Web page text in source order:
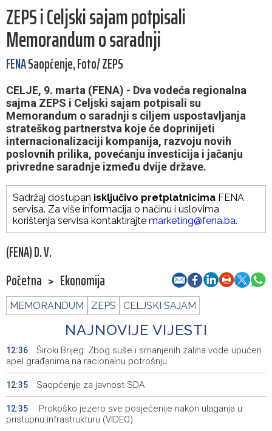
ZEPS i Celjski sajam potpisali
Memorandum o saradnji
FENASaopćenje, Foto/ ZEPS
CELJE, 9. marta (FENA) - Dva vodeća regionalna
sajma ZEPS i Celjski sajam potpisali su
Memorandum o saradnji s ciljem uspostavljanja
strateškog partnerstva koje će doprinijeti
internacionalizaciji kompanija, razvoju novih
poslovnih prilika, povećanju investicija i jačanju
privredne saradnje između dvije države.
Sadržaj dostupan isključivo pretplatnicima FENA
servisa. Za više informacija o načinu i uslovima
korištenja servisa kontaktirajte marketing@fena.ba.
(FENA) D. V.
Početna > Ekonomija
MEMORANDUM ZEPS CELJSKI SAJAM
NAJNOVIJE VIJESTI
12:36
Široki Brijeg: Zbog suše i smanjenih zaliha vode upućen
apel građanima na racionalnu potrošnju
12:35 Saopćenje za javnost SDA
12:35
Prokoško jezero sve posjećenije nakon ulaganja u
pristupnu infrastrukturu (VIDEO)